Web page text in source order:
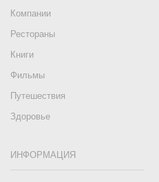
Компании
Рестораны
Книги
Фильмы
Путешествия
Здоровье
ИНФОРМАЦИЯ